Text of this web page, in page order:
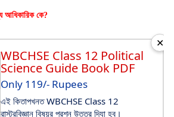
আধিকারিক কে?
WBCHSE Class 12 Political
Science Guide Book PDF
Only 119/- Rupees
এই কিতাপখনত WBCHSE Class 12
রাস্ট্রবিজ্ঞান বিষয়র প্রশ্ন উত্তর দিযা হব।
✕